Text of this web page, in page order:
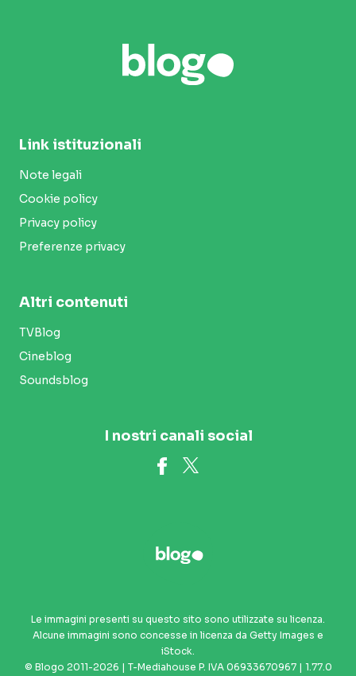
Link istituzionali
Note legali
Cookie policy
Privacy policy
Preferenze privacy
Altri contenuti
TVBlog
Cineblog
Soundsblog
I nostri canali social
Le immagini presenti su questo sito sono utilizzate su licenza.
Alcune immagini sono concesse in licenza da Getty Images e
iStock.
© Blogo 2011-2026 | T-Mediahouse P. IVA 06933670967 | 1.77.0